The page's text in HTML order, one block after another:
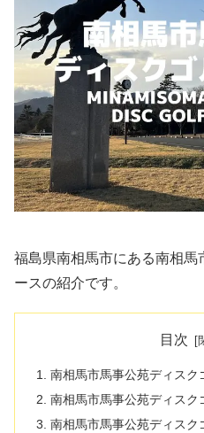
福島県南相馬市にある南相馬
ースの紹介です。
目次
南相馬市馬事公苑ディスク
南相馬市馬事公苑ディス
南相馬市馬事公苑ディス